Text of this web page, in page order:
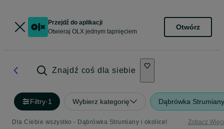
Przejdź do aplikacji
Otwieraj OLX jednym tapnięciem
Otwórz
Znajdź coś dla siebie
Filtry·1 Wybierz kategorię Dąbrówka Strumiany
Dla Ciebie wszystko - Dąbrówka Strumiany i okolice! Zobacz